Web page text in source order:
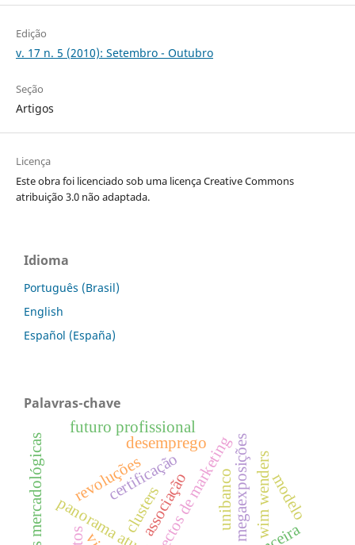
Edição
v. 17 n. 5 (2010): Setembro - Outubro
Seção
Artigos
Licença
Este obra foi licenciado sob uma licença Creative Commons
atribuição 3.0 não adaptada.
Idioma
Português (Brasil)
English
Español (España)
Palavras-chave
clusters
panorama atualaspectos de marketingmegaexposições
revoluções
desemprego
unibanco wim wenders
associação
futuro profissional
modelo
certificação